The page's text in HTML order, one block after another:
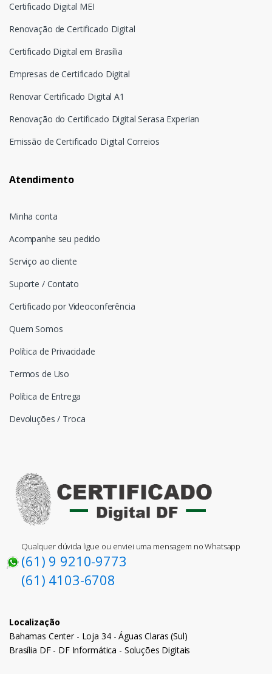
Certificado Digital MEI
Renovação de Certificado Digital
Certificado Digital em Brasília
Empresas de Certificado Digital
Renovar Certificado Digital A1
Renovação do Certificado Digital Serasa Experian
Emissão de Certificado Digital Correios
Atendimento
Minha conta
Acompanhe seu pedido
Serviço ao cliente
Suporte / Contato
Certificado por Videoconferência
Quem Somos
Política de Privacidade
Termos de Uso
Política de Entrega
Devoluções / Troca
Qualquer dúvida ligue ou enviei uma mensagem no Whatsapp
(61) 9 9210-9773
(61) 4103-6708
Localização
Bahamas Center - Loja 34 - Águas Claras (Sul)
Brasília DF - DF Informática - Soluções Digitais